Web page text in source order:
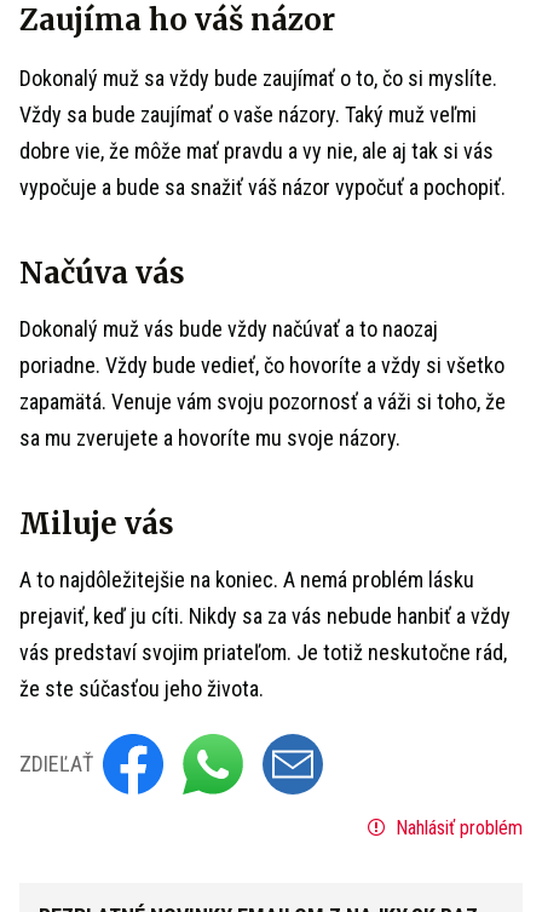
Zaujíma ho váš názor
Dokonalý muž sa vždy bude zaujímať o to, čo si myslíte.
Vždy sa bude zaujímať o vaše názory. Taký muž veľmi
dobre vie, že môže mať pravdu a vy nie, ale aj tak si vás
vypočuje a bude sa snažiť váš názor vypočuť a pochopiť.
Načúva vás
Dokonalý muž vás bude vždy načúvať a to naozaj
poriadne. Vždy bude vedieť, čo hovoríte a vždy si všetko
zapamätá. Venuje vám svoju pozornosť a váži si toho, že
sa mu zverujete a hovoríte mu svoje názory.
Miluje vás
A to najdôležitejšie na koniec. A nemá problém lásku
prejaviť, keď ju cíti. Nikdy sa za vás nebude hanbiť a vždy
vás predstaví svojim priateľom. Je totiž neskutočne rád,
že ste súčasťou jeho života.
ZDIEĽAŤ
Nahlásiť problém